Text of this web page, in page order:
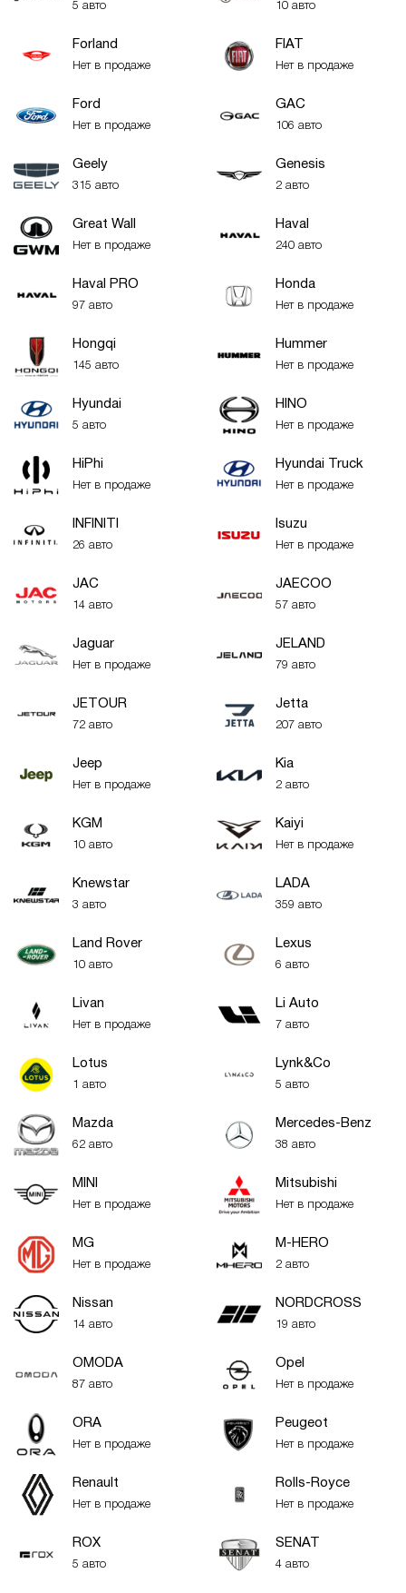
5 авто 10 авто
Forland
Нет в продаже
FIAT
Нет в продаже
Ford
Нет в продаже
GAC
106 авто
Geely
315 авто
Genesis
2 авто
Great Wall
Нет в продаже
Haval
240 авто
Haval PRO
97 авто
Honda
Нет в продаже
Hongqi
145 авто
Hummer
Нет в продаже
Hyundai
5 авто
HINO
Нет в продаже
HiPhi
Нет в продаже
Hyundai Truck
Нет в продаже
INFINITI
26 авто
Isuzu
Нет в продаже
JAC
14 авто
JAECOO
57 авто
Jaguar
Нет в продаже
JELAND
79 авто
JETOUR
72 авто
Jetta
207 авто
Jeep
Нет в продаже
Kia
2 авто
KGM
10 авто
Kaiyi
Нет в продаже
Knewstar
3 авто
LADA
359 авто
Land Rover
10 авто
Lexus
6 авто
Livan
Нет в продаже
Li Auto
7 авто
Lotus
1 авто
Lynk&Co
5 авто
Mazda
62 авто
Mercedes-Benz
38 авто
MINI
Нет в продаже
Mitsubishi
Нет в продаже
MG
Нет в продаже
M-HERO
2 авто
Nissan
14 авто
NORDCROSS
19 авто
OMODA
87 авто
Opel
Нет в продаже
ORA
Нет в продаже
Peugeot
Нет в продаже
Renault
Нет в продаже
Rolls-Royce
Нет в продаже
ROX
5 авто
SENAT
4 авто